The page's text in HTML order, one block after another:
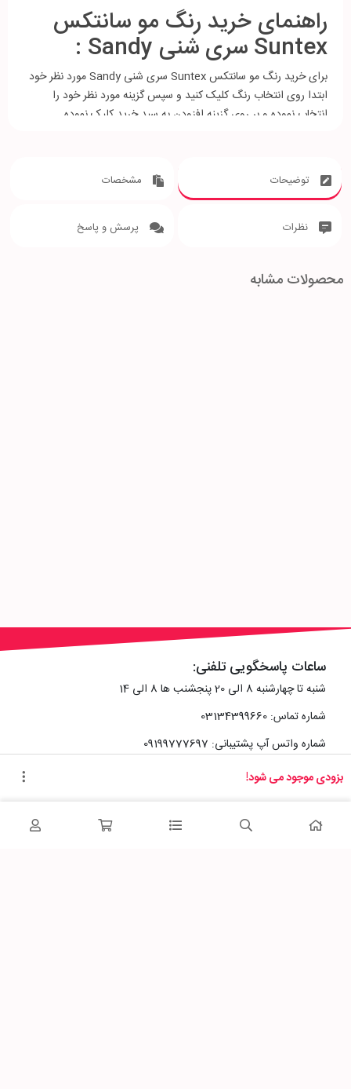
راهنمای خرید رنگ مو سانتکس
Suntex سری شنی Sandy :
برای خرید رنگ مو سانتکس Suntex سری شنی Sandy مورد نظر خود
ابتدا روی انتخاب رنگ کلیک کنید و سپس گزینه مورد نظر خود را
انتخاب نموده و بر روی گزینه افزودن به سبد خرید کلیک نموده .
توضیحات مشخصات
نظرات پرسش و پاسخ
محصولات مشابه
بزودی موجود می شود!
ساعات پاسخگویی تلفنی:
شنبه تا چهارشنبه 8 الی 20 پنجشنب ها 8 الی 14
شماره تماس: 03134399660
شماره واتس آپ پشتیبانی: 09199777697
اصفهان، خیابان رزمندگان، کوچه شماره سه فرعی 2 پلاک 10